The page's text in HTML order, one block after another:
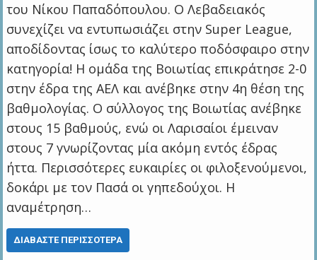
του Νίκου Παπαδόπουλου. Ο Λεβαδειακός
συνεχίζει να εντυπωσιάζει στην Super League,
αποδίδοντας ίσως το καλύτερο ποδόσφαιρο στην
κατηγορία! Η ομάδα της Βοιωτίας επικράτησε 2-0
στην έδρα της ΑΕΛ και ανέβηκε στην 4η θέση της
βαθμολογίας. Ο σύλλογος της Βοιωτίας ανέβηκε
στους 15 βαθμούς, ενώ οι Λαρισαίοι έμειναν
στους 7 γνωρίζοντας μία ακόμη εντός έδρας
ήττα. Περισσότερες ευκαιρίες οι φιλοξενούμενοι,
δοκάρι με τον Πασά οι γηπεδούχοι. Η
αναμέτρηση…
ΔΙΑΒΆΣΤΕ ΠΕΡΙΣΣΌΤΕΡΑ